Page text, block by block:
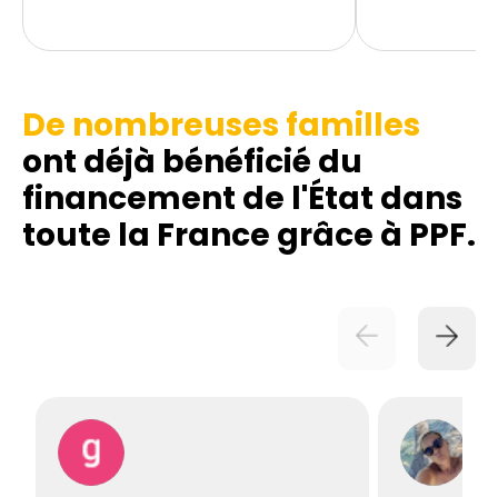
De nombreuses familles
ont déjà bénéficié du
financement de l'État dans
toute la France grâce à PPF.